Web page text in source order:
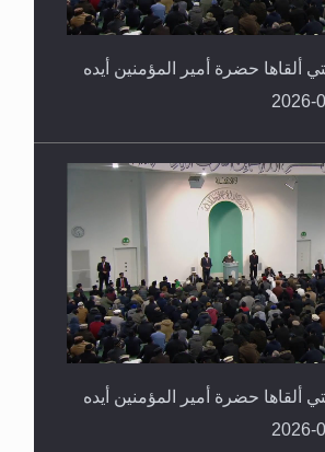
ألقاها حضرة أمير المؤمنين أيده
ألقاها حضرة أمير المؤمنين أيده